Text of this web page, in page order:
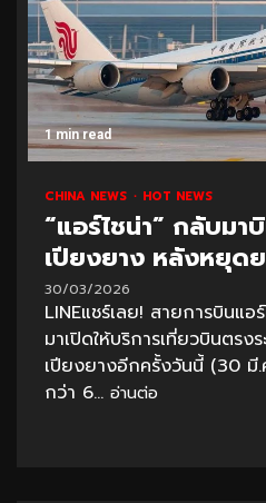
1 min read
CHINA NEWS HOT NEWS
“แอร์ไชน่า” กลับม
เปียงยาง หลังหยุด
30/03/2026
LINEแชร์เลย! สายการบินแ
มาเปิดให้บริการเที่ยวบินตร
เปียงยางอีกครั้งวันนี้ (30 มี
กว่า 6... อ่านต่อ